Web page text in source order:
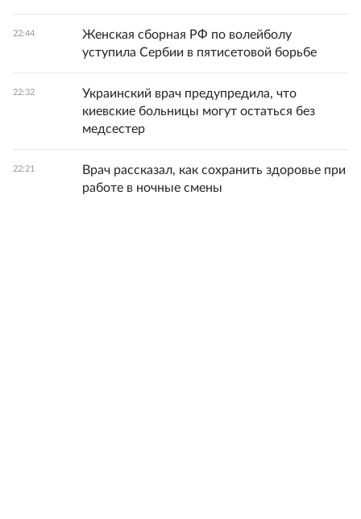
22:44
Женская сборная РФ по волейболу
уступила Сербии в пятисетовой борьбе
22:32
Украинский врач предупредила, что
киевские больницы могут остаться без
медсестер
22:21
Врач рассказал, как сохранить здоровье при
работе в ночные смены